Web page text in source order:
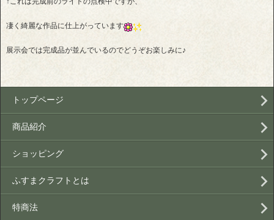
凄く綺麗な作品に仕上がっています
展示会では完成品が並んでいるのでどうぞお楽しみに♪
トップページ
商品紹介
ショッピング
ふすまクラフトとは
特商法